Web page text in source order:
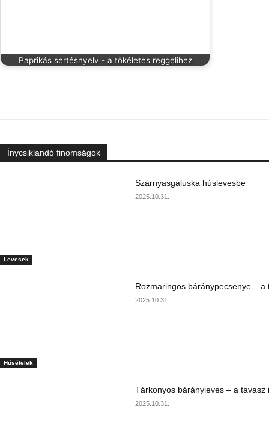
Paprikás sertésnyelv - a tökéletes reggelihez
Ínycsiklandó finomságok
Levesek
Szárnyasgaluska húslevesbe
2025.10.31.
Húsételek
Rozmaringos báránypecsenye – a
2025.10.31.
Tárkonyos bárányleves – a tavasz
2025.10.31.